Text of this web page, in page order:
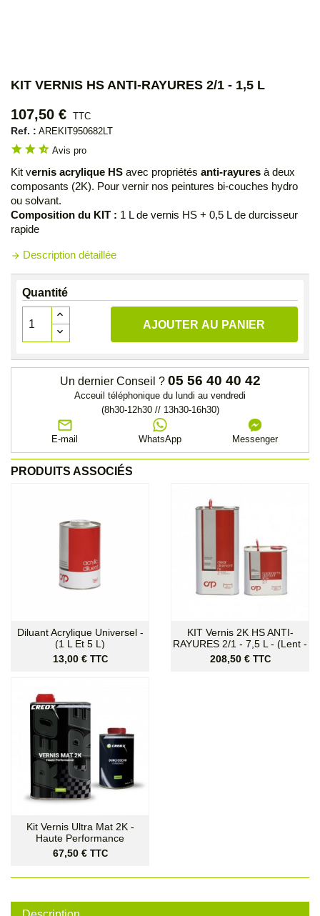
KIT VERNIS HS ANTI-RAYURES 2/1 - 1,5 L
107,50 € TTC
Ref. : AREKIT950682LT
star star star_half Avis pro
Kit vernis acrylique HS avec propriétés anti-rayures à deux
composants (2K). Pour vernir nos peintures bi-couches hydro
ou solvant.
Composition du KIT : 1 L de vernis HS + 0,5 L de durcisseur
rapide
arrow_forward Description détaillée
Quantité
AJOUTER AU PANIER
Un dernier Conseil ? 05 56 40 40 42
Acceuil téléphonique du lundi au vendredi
(8h30-12h30 // 13h30-16h30)
E-mail WhatsApp Messenger
PRODUITS ASSOCIÉS
Diluant Acrylique Universel -
(1 L Et 5 L)
Prix
13,00 € TTC
KIT Vernis 2K HS ANTI-
RAYURES 2/1 - 7,5 L - (Lent -
Standard - Rapide)
Prix
208,50 € TTC
Kit Vernis Ultra Mat 2K -
Haute Performance
Prix
67,50 € TTC